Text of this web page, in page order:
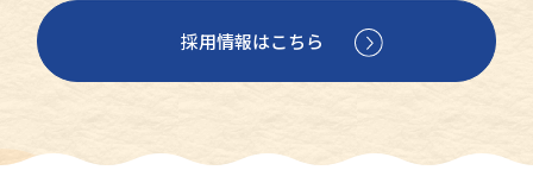
採用情報はこちら